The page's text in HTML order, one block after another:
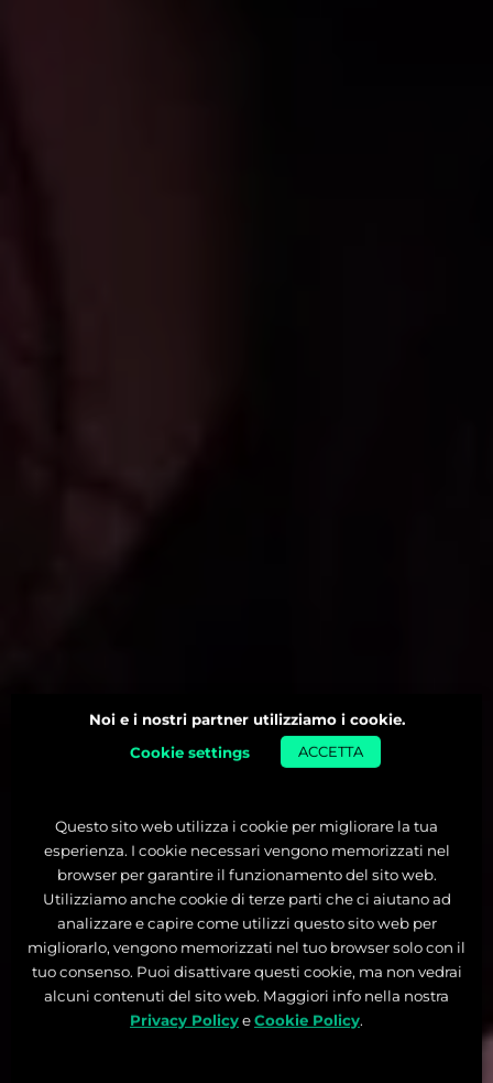
Noi e i nostri partner utilizziamo i cookie.
Cookie settings
ACCETTA
Questo sito web utilizza i cookie per migliorare la tua
esperienza. I cookie necessari vengono memorizzati nel
browser per garantire il funzionamento del sito web.
Utilizziamo anche cookie di terze parti che ci aiutano ad
analizzare e capire come utilizzi questo sito web per
migliorarlo, vengono memorizzati nel tuo browser solo con il
tuo consenso. Puoi disattivare questi cookie, ma non vedrai
alcuni contenuti del sito web. Maggiori info nella nostra
Privacy PolicyeCookie Policy.